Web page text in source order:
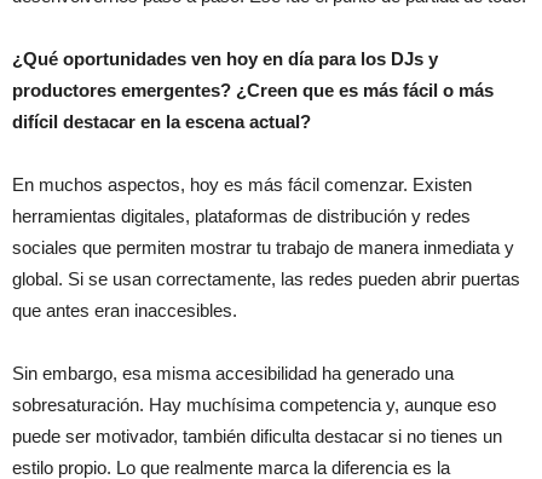
¿Qué oportunidades ven hoy en día para los DJs y
productores emergentes? ¿Creen que es más fácil o más
difícil destacar en la escena actual?
En muchos aspectos, hoy es más fácil comenzar. Existen
herramientas digitales, plataformas de distribución y redes
sociales que permiten mostrar tu trabajo de manera inmediata y
global. Si se usan correctamente, las redes pueden abrir puertas
que antes eran inaccesibles.
Sin embargo, esa misma accesibilidad ha generado una
sobresaturación. Hay muchísima competencia y, aunque eso
puede ser motivador, también dificulta destacar si no tienes un
estilo propio. Lo que realmente marca la diferencia es la